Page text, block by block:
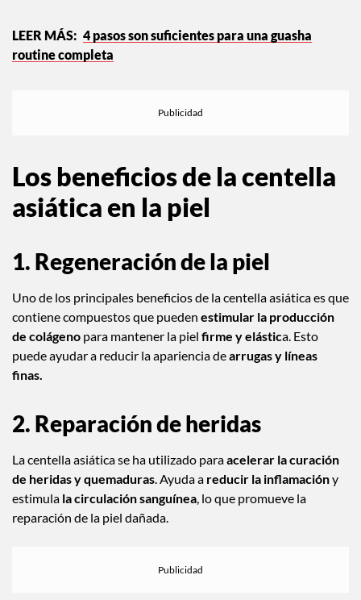
4 pasos son suficientes para una guasha
routine completa
Los beneficios de la centella
asiática en la piel
1. Regeneración de la piel
Uno de los principales beneficios de la centella asiática es que
contiene compuestos que pueden estimular la producción
de colágeno para mantener la piel firme y elástica. Esto
puede ayudar a reducir la apariencia dearrugas y líneas
finas.
2. Reparación de heridas
La centella asiática se ha utilizado paraacelerar la curación
de heridas y quemaduras. Ayuda a reducir la inflamacióny
estimula la circulación sanguínea, lo que promueve la
reparación de la piel dañada.